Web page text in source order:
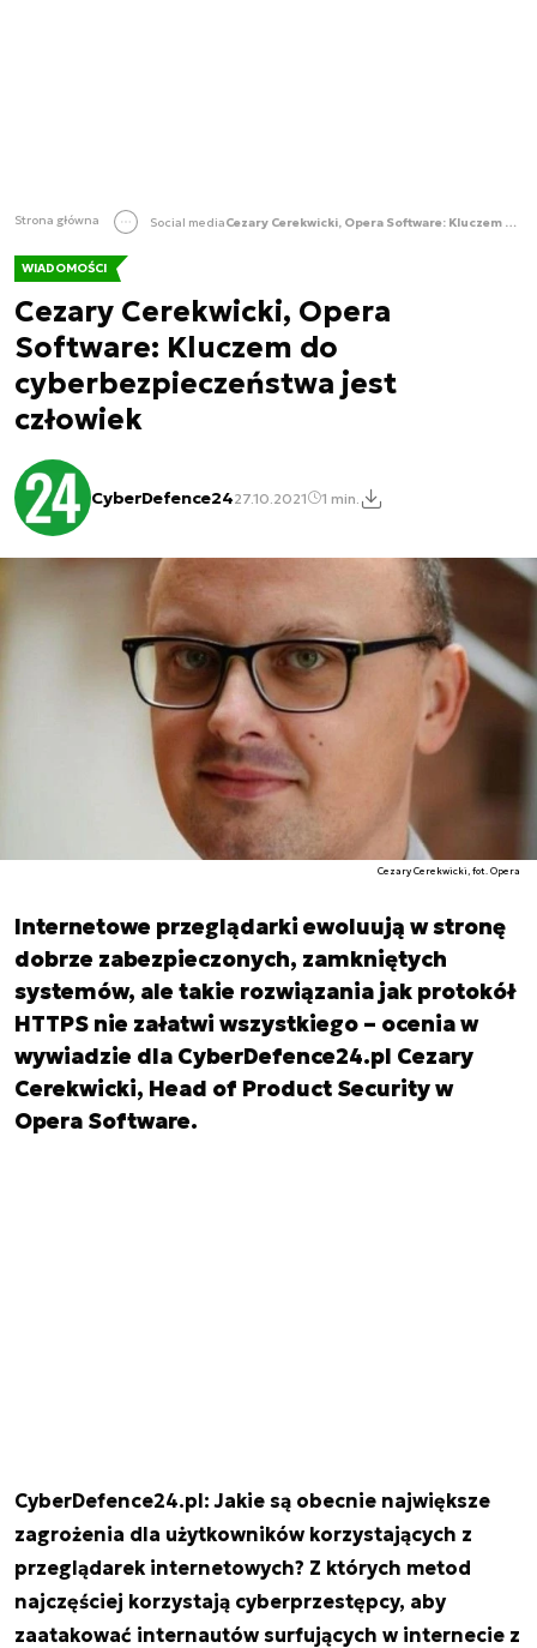
Strona główna Social media Cezary Cerekwicki, Opera Software: Kluczem do cyberbezpieczeństwa jest człowiek
WIADOMOŚCI
Cezary Cerekwicki, Opera
Software: Kluczem do
cyberbezpieczeństwa jest
człowiek
CyberDefence2427.10.2021 1 min.
Cezary Cerekwicki, fot. Opera
Internetowe przeglądarki ewoluują w stronę
dobrze zabezpieczonych, zamkniętych
systemów, ale takie rozwiązania jak protokół
HTTPS nie załatwi wszystkiego – ocenia w
wywiadzie dla CyberDefence24.pl Cezary
Cerekwicki, Head of Product Security w
Opera Software.
CyberDefence24.pl: Jakie są obecnie największe
zagrożenia dla użytkowników korzystających z
przeglądarek internetowych? Z których metod
najczęściej korzystają cyberprzestępcy, aby
zaatakować internautów surfujących w internecie z